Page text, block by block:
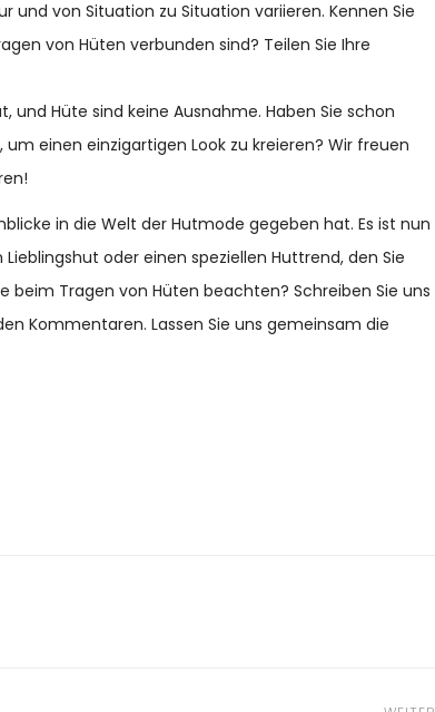
und von Situation zu Situation variieren. Kennen Sie
von Hüten verbunden sind? Teilen Sie Ihre
und Hüte sind keine Ausnahme. Haben Sie schon
einen einzigartigen Look zu kreieren? Wir freuen
in die Welt der Hutmode gegeben hat. Es ist nun
oder einen speziellen Huttrend, den Sie
beim Tragen von Hüten beachten? Schreiben Sie uns
Kommentaren. Lassen Sie uns gemeinsam die